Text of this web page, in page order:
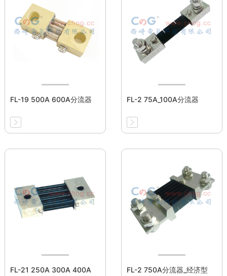
FL-19 500A 600A分流器 FL-2 75A_100A分流器
FL-21 250A 300A 400A
FL-2 750A分流器_经济型